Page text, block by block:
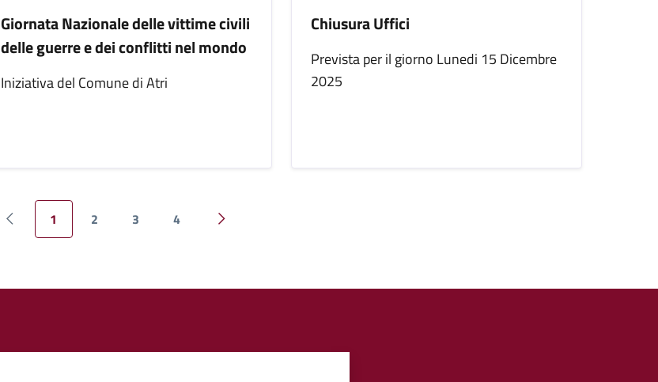
Giornata Nazionale delle vittime civili
delle guerre e dei conflitti nel mondo
Iniziativa del Comune di Atri
Chiusura Uffici
Prevista per il giorno Lunedi 15 Dicembre
2025
Pagina precedente
1 2 3 4
Pagina successiva